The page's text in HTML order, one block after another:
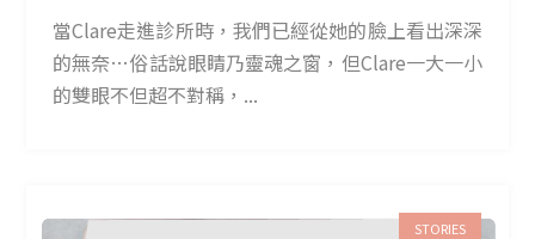
當Clare走進診所時，我們已經從她的臉上看出深深
的無奈…俗話說眼睛乃靈魂之窗，但Clare一大一小
的雙眼不但超不對稱，...
STORIES